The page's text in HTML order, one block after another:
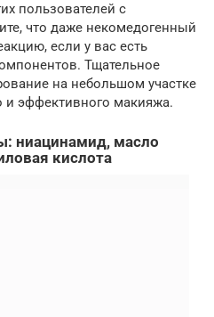
пользователей с
что даже некомедогенный
если у вас есть
Тщательное
на небольшом участке
и эффективного макияжа.
ниацинамид, масло
кислота